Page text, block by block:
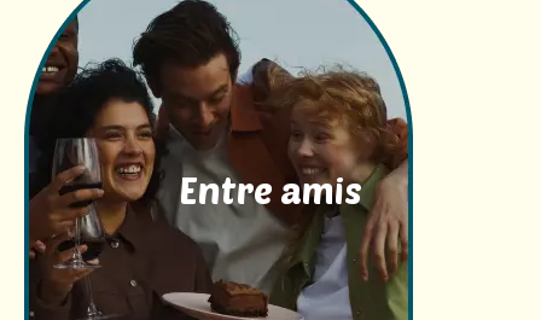
Entre amis